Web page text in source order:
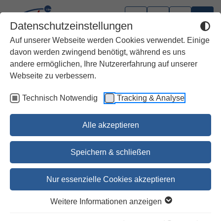
Datenschutzeinstellungen
Auf unserer Webseite werden Cookies verwendet. Einige
davon werden zwingend benötigt, während es uns
andere ermöglichen, Ihre Nutzererfahrung auf unserer
Webseite zu verbessern.
Technisch Notwendig Tracking & Analyse
Alle akzeptieren
Speichern & schließen
Nur essenzielle Cookies akzeptieren
Weitere Informationen anzeigen
Bistum Augsburg
Cabraleder, schwarz
29,95 €
Bestellen